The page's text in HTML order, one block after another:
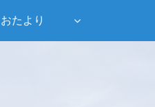
おたより